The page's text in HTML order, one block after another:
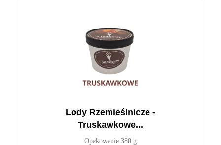
Lody Rzemieślnicze -
Truskawkowe...
Opakowanie 380 g